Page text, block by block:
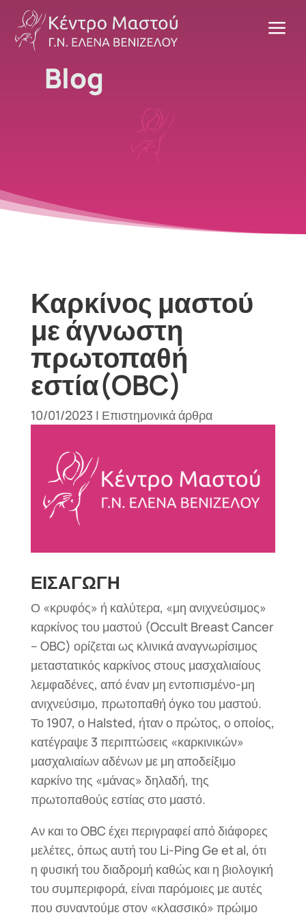
a
Blog
Καρκίνος μαστού
με άγνωστη
πρωτοπαθή
εστία(OBC)
10/01/2023 | Επιστημονικά άρθρα
ΕΙΣΑΓΩΓΗ
Ο «κρυφός» ή καλύτερα, «μη ανιχνεύσιμος»
καρκίνος του μαστού (Occult Breast Cancer
– OBC) ορίζεται ως κλινικά αναγνωρίσιμος
μεταστατικός καρκίνος στους μασχαλιαίους
λεμφαδένες, από έναν μη εντοπισμένο-μη
ανιχνεύσιμο, πρωτοπαθή όγκο του μαστού.
Το 1907, ο Halsted, ήταν ο πρώτος, ο οποίος,
κατέγραψε 3 περιπτώσεις «καρκινικών»
μασχαλιαίων αδένων με μη αποδείξιμο
καρκίνο της «μάνας» δηλαδή, της
πρωτοπαθούς εστίας στο μαστό.
Αν και το OBC έχει περιγραφεί από διάφορες
μελέτες, όπως αυτή του Li-Ping Ge et al, ότι
η φυσική του διαδρομή καθώς και η βιολογική
του συμπεριφορά, είναι παρόμοιες με αυτές
που συναντούμε στον «κλασσικό» πρώιμο